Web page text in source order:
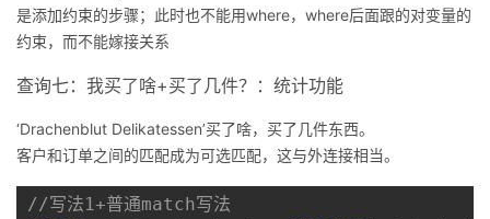
是添加约束的步骤；此时也不能用where，where后面跟的对变量的
约束，而不能嫁接关系
查询七：我买了啥+买了几件？：统计功能
‘Drachenblut Delikatessen’买了啥，买了几件东西。
客户和订单之间的匹配成为可选匹配，这与外连接相当。
//写法1+普通match写法